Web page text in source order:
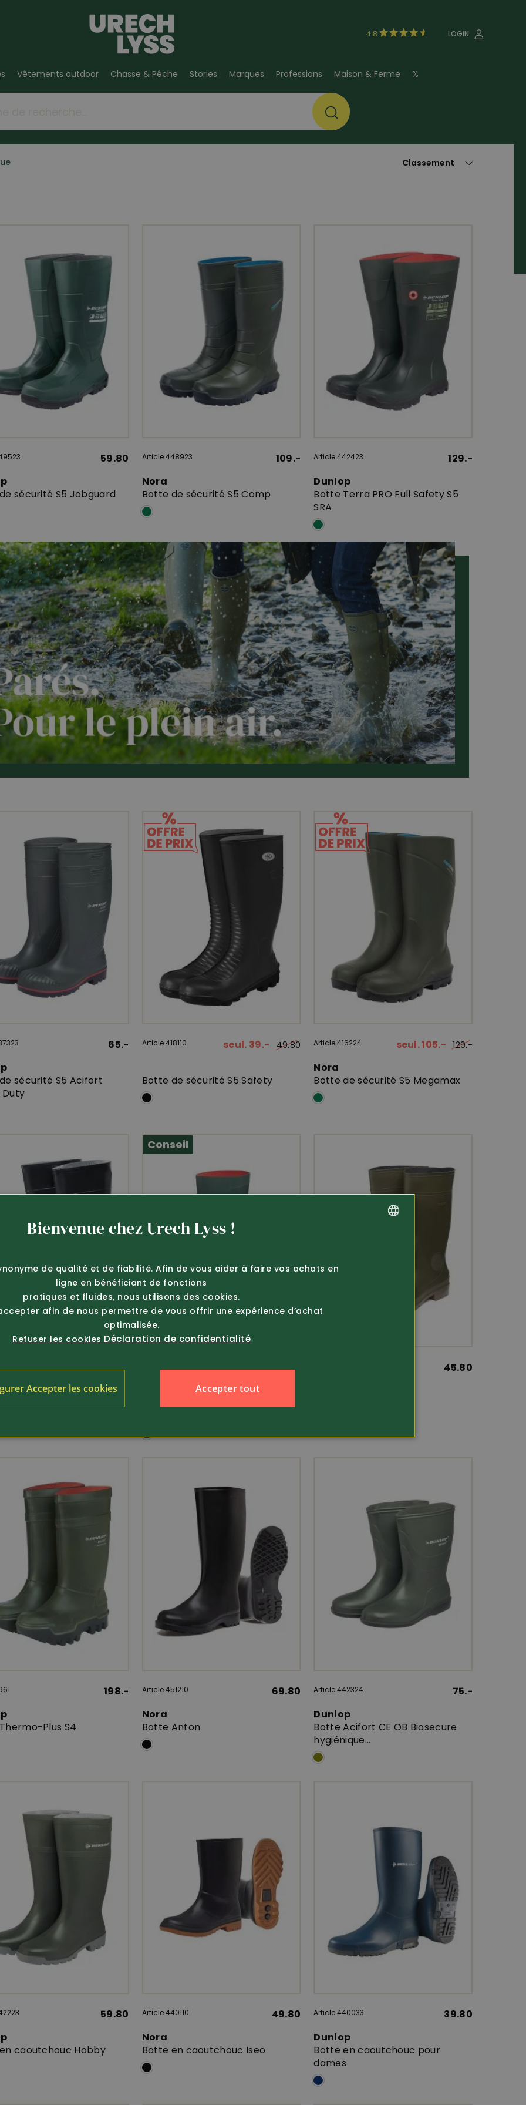
4.8 LOGIN
Vêtements outdoor Chasse & Pêche Stories Marques Professions Maison & Ferme %
59.80
sécurité S5 Jobguard
Article 448923
109.-
Nora
Botte de sécurité S5 Comp
Article 442423
129.-
Dunlop
Botte Terra PRO Full Safety S5
SRA
65.-
sécurité S5 Acifort
Duty
Article 418110 seul. 39.- 49.80
Botte de sécurité S5 Safety
Article 416224 seul. 105.- 129.-
Nora
Botte de sécurité S5 Megamax
79.-
sécurité S5 Jan Mega
Conseil
109.-
45.80
198.-
Plus S4
Article 451210
69.80
Nora
Botte Anton
Article 442324
75.-
Dunlop
Botte Acifort CE OB Biosecure
hygiénique...
59.80
caoutchouc Hobby
Article 440110
49.80
Nora
Botte en caoutchouc Iseo
Article 440033
39.80
Dunlop
Botte en caoutchouc pour
dames
Bienvenue chez Urech Lyss !
de qualité et de fiabilité. Afin de vous aider à faire vos achats en
ligne en bénéficiant de fonctions
pratiques et fluides, nous utilisons des cookies.
afin de nous permettre de vous offrir une expérience d’achat
optimalisée.
Refuser les cookies Déclaration de confidentialité
Accepter tout
Accepter les cookies